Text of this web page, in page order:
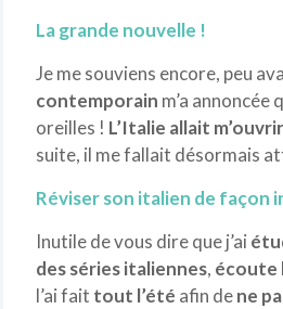
La grande nouvelle !
Je me souviens encore, peu
contemporain m’a annoncée
oreilles ! L’Italie allait
suite, il me fallait désormais
Réviser son italien de façon
Inutile de vous dire que j’ai
des séries italiennes, écoute
l’ai fait tout l’été afin dene